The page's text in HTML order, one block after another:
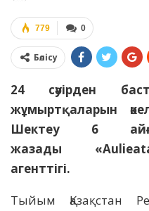
0
779
Бөлісу
24 сәуірден
жұмыртқаларын
Шектеу 6
жазады
агенттігі.
Тыйым Қазақстан